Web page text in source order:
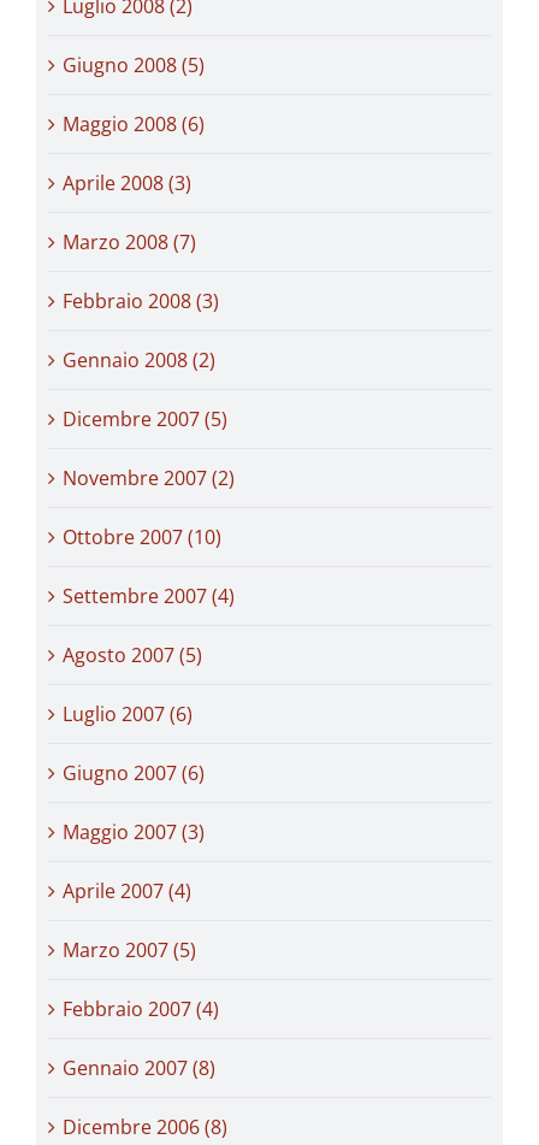
Luglio 2008 (2)
Giugno 2008 (5)
Maggio 2008 (6)
Aprile 2008 (3)
Marzo 2008 (7)
Febbraio 2008 (3)
Gennaio 2008 (2)
Dicembre 2007 (5)
Novembre 2007 (2)
Ottobre 2007 (10)
Settembre 2007 (4)
Agosto 2007 (5)
Luglio 2007 (6)
Giugno 2007 (6)
Maggio 2007 (3)
Aprile 2007 (4)
Marzo 2007 (5)
Febbraio 2007 (4)
Gennaio 2007 (8)
Dicembre 2006 (8)